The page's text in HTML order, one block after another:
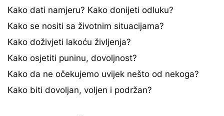
Kako dati namjeru? Kako donijeti odluku?
Kako se nositi sa životnim situacijama?
Kako doživjeti lakoću življenja?
Kako osjetiti puninu, dovoljnost?
Kako da ne očekujemo uvijek nešto od nekoga?
Kako biti dovoljan, voljen i podržan?